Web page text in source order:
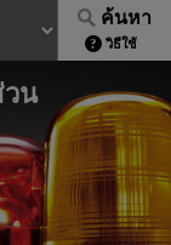
ค้นหา
วิธีใช้
น